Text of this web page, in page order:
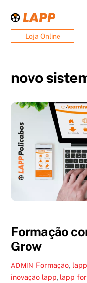
contentLoja Online
novo
Formação
Grow
ADMIN Formação,
inovação lapp, lapp